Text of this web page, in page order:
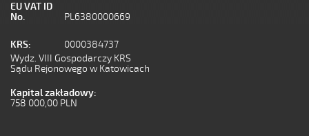
EU VAT ID
No.
PL6380000669
KRS:
0000384737
Wydz. VIII Gospodarczy KRS
Sądu Rejonowego w Katowicach
Kapital zakładowy:
758 000,00 PLN